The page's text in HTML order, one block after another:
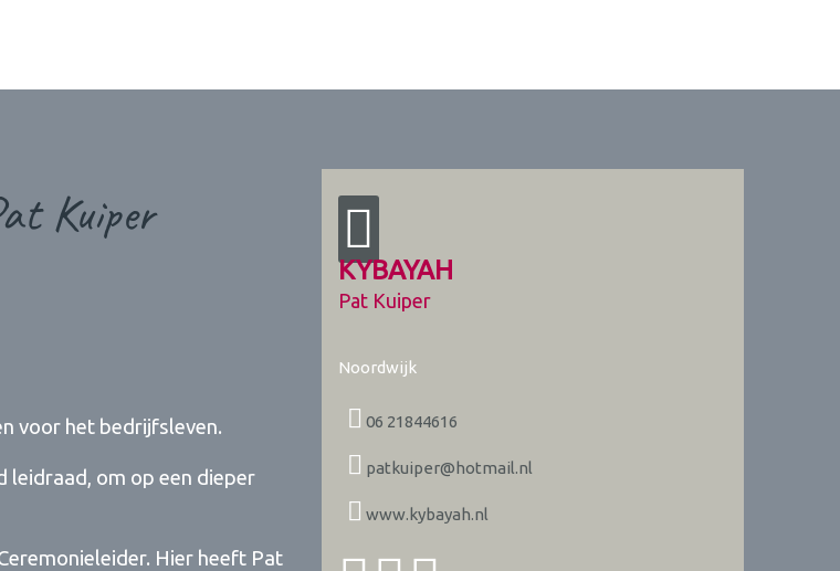
Kuiper
voor het bedrijfsleven.
leidraad, om op een dieper
Hier heeft Pat
KYBAYAH
Pat Kuiper
Noordwijk
06 21844616
patkuiper@hotmail.nl
www.kybayah.nl